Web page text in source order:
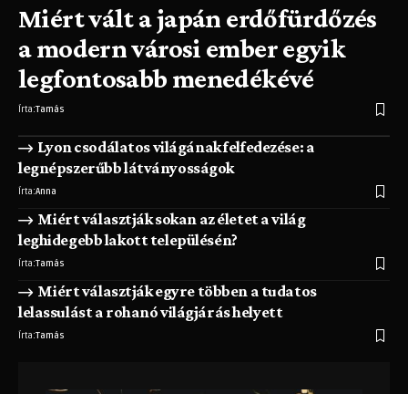
Miért vált a japán erdőfürdőzés
a modern városi ember egyik
legfontosabb menedékévé
Írta:Tamás
Lyon csodálatos világának felfedezése: a
legnépszerűbb látványosságok
Írta:Anna
Miért választják sokan az életet a világ
leghidegebb lakott településén?
Írta:Tamás
Miért választják egyre többen a tudatos
lelassulást a rohanó világjárás helyett
Írta:Tamás